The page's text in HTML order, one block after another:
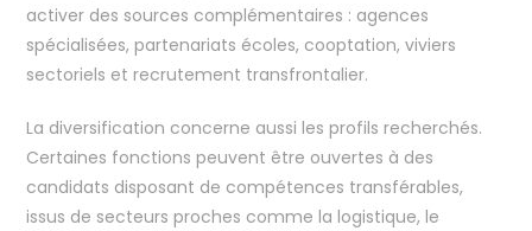
activer des sources complémentaires : agences
spécialisées, partenariats écoles, cooptation, viviers
sectoriels et recrutement transfrontalier.
La diversification concerne aussi les profils recherchés.
Certaines fonctions peuvent être ouvertes à des
candidats disposant de compétences transférables,
issus de secteurs proches comme la logistique, le